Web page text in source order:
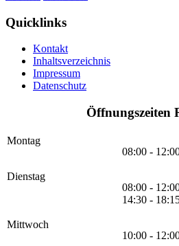
Quicklinks
Kontakt
Inhaltsverzeichnis
Impressum
Datenschutz
Öffnungszeiten
Montag
08:00 -
Dienstag
08:00 -
14:30 -
Mittwoch
10:00 -